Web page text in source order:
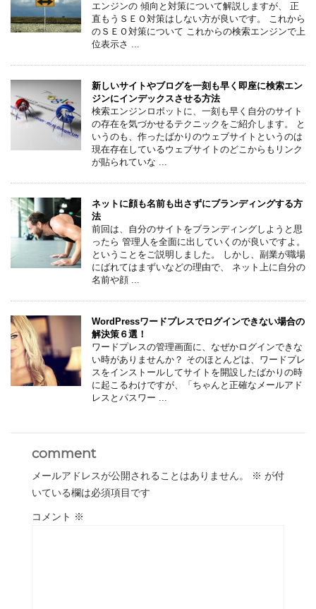
エンジンの 傾向と対策について解説しますが、 正
直もうＳＥＯ対策はしない方が良いです。 これから
のＳＥＯ対策について これからの検索エンジンで上
位表示さ ...
新しいサイトやブログを一刻も早く即座に検索エン
ジンにインデックスさせる方法
検索エンジンロボットに、一刻も早く自分のサイト
の存在を気づかせるテクニックをご紹介します。 と
いうのも、作ったばかりのウェブサイトというのは
現在存在しているウェブサイトのどこからもリンク
が貼られていな ...
ネットに顔も名前も出さずにブランディングする方
法
前回は、自分のサイトをブランディングしようと思
ったら 管理人を全面に出していくのが良いですよ。
ということをご説明しました。 しかし、副業が職場
にばれてはまずいなどの理由で、 ネット上に自分の
名前や顔 ...
WordPressワードプレスでログインできない場合の
解決策６選！
ワードプレスの管理画面に、なぜかログインできな
い時がありませんか？ そのほとんどは、ワードプレ
スをインストールしてサイトを開設したばかりの時
に起こるわけですが、「ちゃんと正確なメールアド
レスとパスワー ...
comment
メールアドレスが公開されることはありません。 ※ が付
いている欄は必須項目です
コメント ※